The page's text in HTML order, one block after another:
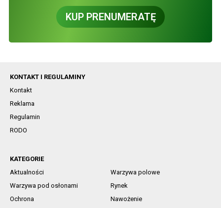
KUP PRENUMERATĘ
KONTAKT I REGULAMINY
Kontakt
Reklama
Regulamin
RODO
KATEGORIE
Aktualności
Warzywa polowe
Warzywa pod osłonami
Rynek
Ochrona
Nawożenie